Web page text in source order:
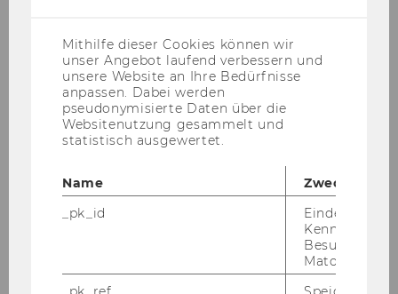
AB­SCHLUS­SE­VENT THEORIE-​/PRA­XIS­DIA­LOG
Am 19. Juni 2024 fand un­se­re all­jähr­li­che Ab­
schluss­ver­an­stal­tung des ExInt Theorie-​/Pra­xis­
dia­logs im Fest­saal 2 statt. Zu Be­ginn hielt
Klaus-​M. Schrem­ser,…
Mithilfe dieser Cookies können wir
unser Angebot laufend verbessern und
unsere Website an Ihre Bedürfnisse
anpassen. Dabei werden
pseudonymisierte Daten über die
Websitenutzung gesammelt und
statistisch ausgewertet.
Name
Zweck
_pk_id
Eindeutige
Besuchers
Matomo.